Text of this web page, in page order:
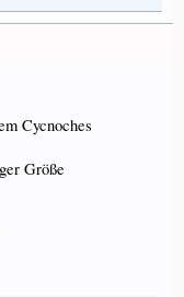
Cycnoches
Größe